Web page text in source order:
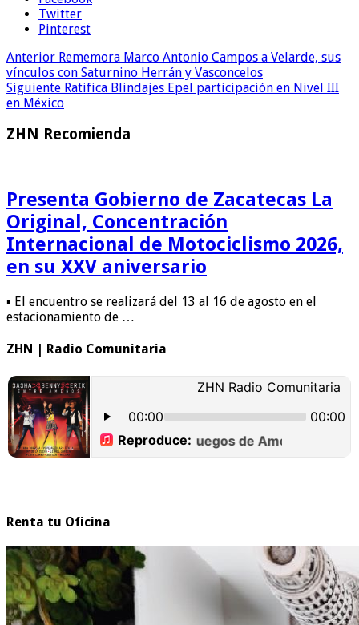
Twitter
Pinterest
Anterior Rememora Marco Antonio Campos a Velarde, sus
vínculos con Saturnino Herrán y Vasconcelos
Siguiente Ratifica Blindajes Epel participación en Nivel III
en México
ZHN Recomienda
Presenta Gobierno de Zacatecas La
Original, Concentración
Internacional de Motociclismo 2026,
en su XXV aniversario
▪️ El encuentro se realizará del 13 al 16 de agosto en el
estacionamiento de …
ZHN | Radio Comunitaria
Renta tu Oficina